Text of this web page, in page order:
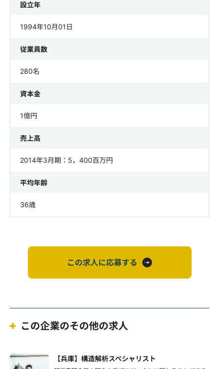
設立年
1994年10月01日
従業員数
280名
資本金
1億円
売上高
2014年3月期：5，400百万円
平均年齢
36歳
この求人に応募する
この企業のその他の求人
【兵庫】構造解析スペシャリスト